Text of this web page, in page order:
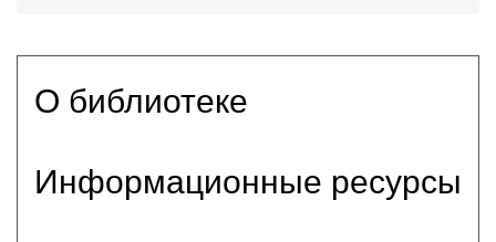
О библиотеке
Информационные ресурсы